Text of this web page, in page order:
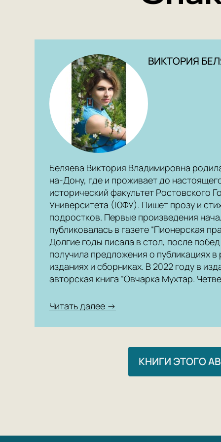
ВИКТОРИЯ
Беляева Виктория Владимировна
на-Дону, где и проживает до
исторический факультет Ростовского
Университета (ЮФУ). Пишет прозу и
подростков. Первые произведения
публиковалась в газете “Пионерская
Долгие годы писала в стол, после
получила предложения о публикациях
изданиях и сборниках. В 2022 году в
авторская книга “Овчарка Мухтар.
Читать далее →
КНИГИ ЭТОГО